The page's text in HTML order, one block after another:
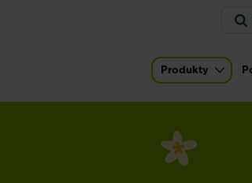
menu
Main
Produkty